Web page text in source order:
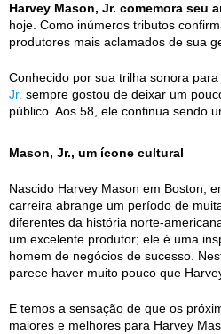
Harvey Mason, Jr. comemora seu
hoje. Como inúmeros tributos
produtores mais aclamados de sua
Conhecido por sua trilha sonora para
Jr. sempre gostou de deixar um
público. Aos 58, ele continua sendo
Mason, Jr., um ícone cultural
Nascido Harvey Mason em Boston,
carreira abrange um período de
diferentes da história norte-
um excelente produtor; ele é uma
homem de negócios de sucesso.
parece haver muito pouco que
E temos a sensação de que os
maiores e melhores para Harvey